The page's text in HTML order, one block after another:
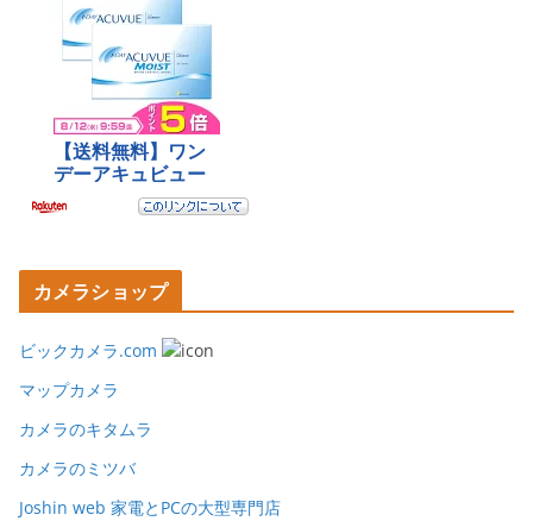
カメラショップ
ビックカメラ.com
マップカメラ
カメラのキタムラ
カメラのミツバ
Joshin web 家電とPCの大型専門店